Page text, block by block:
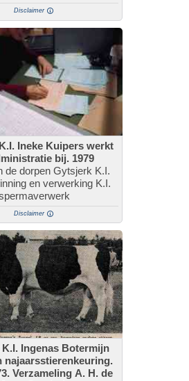
Disclaimer
Ineke Kuipers werkt
bij. 1979
de dorpen Gytsjerk K.I.
en verwerking K.I.
Disclaimer
Ingenas Botermijn
najaarsstierenkeuring.
Verzameling A. H. de